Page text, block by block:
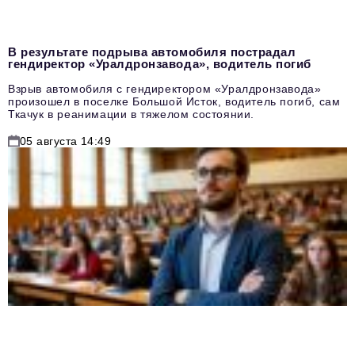
В результате подрыва автомобиля пострадал
гендиректор «Уралдронзавода», водитель погиб
Взрыв автомобиля с гендиректором «Уралдронзавода»
произошел в поселке Большой Исток, водитель погиб, сам
Ткачук в реанимации в тяжелом состоянии.
05 августа 14:49